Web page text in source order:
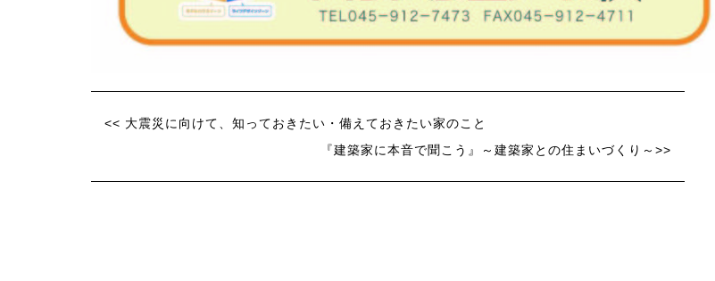
<< 大震災に向けて、知っておきたい・備えておきたい家のこと
『建築家に本音で聞こう』～建築家との住まいづくり～>>